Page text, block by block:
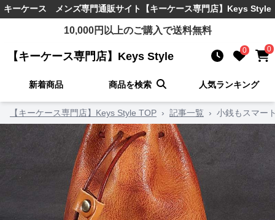
キーケース メンズ専門通販サイト 【キーケース専門店】Keys Style
10,000円以上のご購入で送料無料
【キーケース専門店】Keys Style 0 0
新着商品 商品を検索 人気ランキング
【キーケース専門店】Keys Style TOP › 記事一覧 › 小銭もスマー